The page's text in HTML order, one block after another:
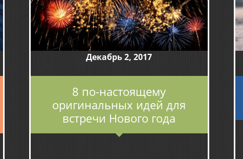
Декабрь 2, 2017
8 по-настоящему
оригинальных идей для
встречи Нового года